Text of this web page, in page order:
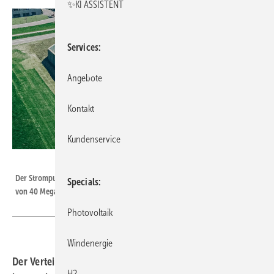
Der Strompuffer in Balzhausen agiert netzneutral und hat eine Leistung
von 40 Megawatt und eine Kapazität von 80 Megawattstunden.
Der Verteilnetzbetreiber LVN hat in Bayern einen
✨KI ASSISTENT
Services
Angebote
Kontakt
Kundenservice
Specials
Photovoltaik
Windenergie